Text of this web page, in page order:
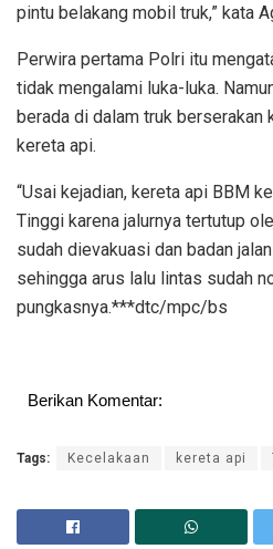
pintu belakang mobil truk,” kata
Perwira pertama Polri itu
tidak mengalami luka-luka.
berada di dalam truk berserakan
kereta api.
“Usai kejadian, kereta api BBM
Tinggi karena jalurnya tertutup
sudah dievakuasi dan badan
sehingga arus lalu lintas sudah
pungkasnya.***dtc/mpc/bs
Berikan Komentar:
Tags: Kecelakaan kereta api